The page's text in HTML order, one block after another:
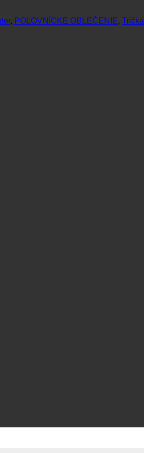
, POĽOVNÍCKE OBLEČENIE, Tričká